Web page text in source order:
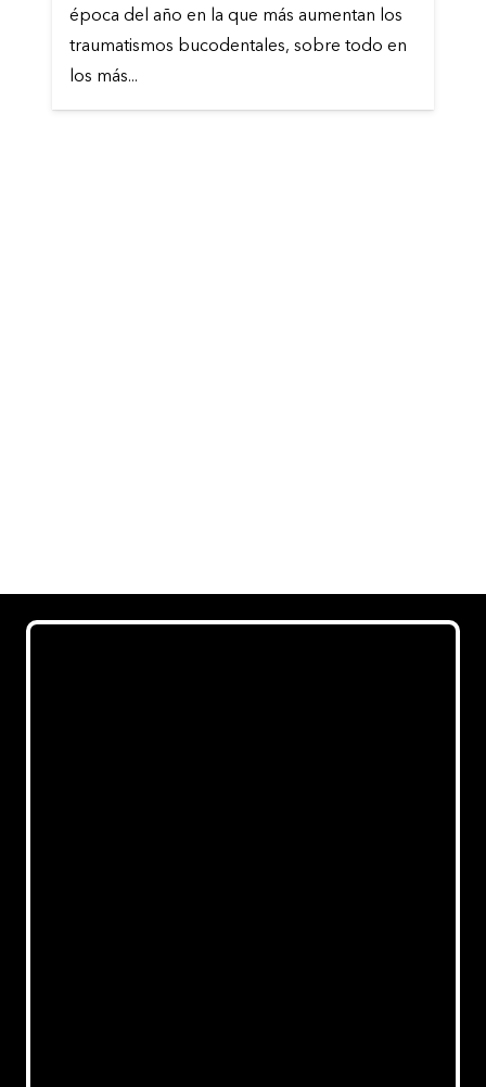
época del año en la que más aumentan los
traumatismos bucodentales, sobre todo en
los más...